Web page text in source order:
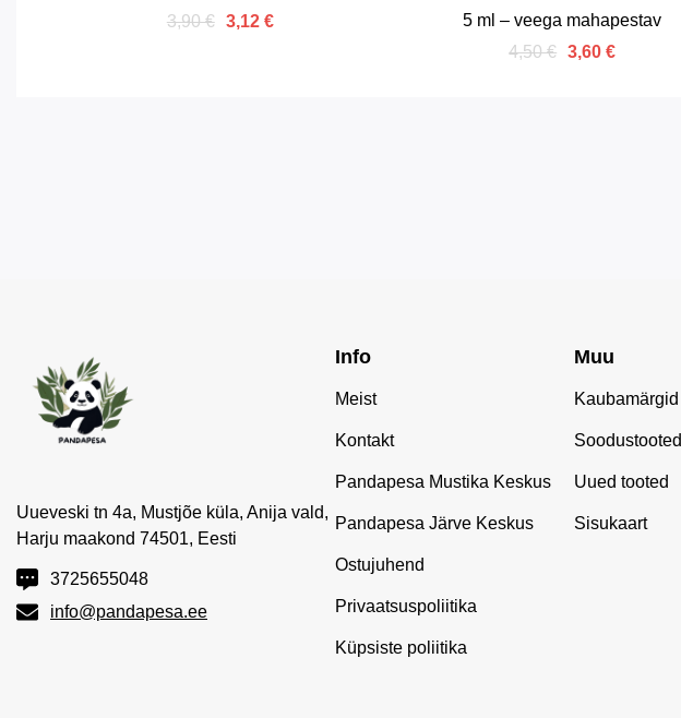
3,90 €
3,12 €
5 ml – veega mahapestav
4,50 €
3,60 €
Uueveski tn 4a, Mustjõe küla, Anija vald,
Harju maakond 74501, Eesti
3725655048
info@pandapesa.ee
Info
Meist
Kontakt
Pandapesa Mustika Keskus
Pandapesa Järve Keskus
Ostujuhend
Privaatsuspoliitika
Küpsiste poliitika
Muu
Kaubamärgid
Soodustooted
Uued tooted
Sisukaart